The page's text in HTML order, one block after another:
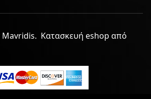
Κατασκευή eshop από